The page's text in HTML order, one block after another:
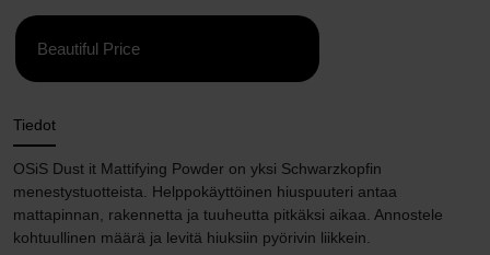
Beautiful Price
Tiedot
OSiS Dust it Mattifying Powder on yksi Schwarzkopfin
menestystuotteista. Helppokäyttöinen hiuspuuteri antaa
mattapinnan, rakennetta ja tuuheutta pitkäksi aikaa. Annostele
kohtuullinen määrä ja levitä hiuksiin pyörivin liikkein.